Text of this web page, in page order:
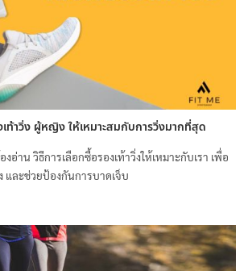
เท้าวิ่ง ผู้หญิง ให้เหมาะสมกับการวิ่งมากที่สุด
งอ่าน วิธีการเลือกซื้อรองเท้าวิ่งให้เหมาะกับเรา เพื่อ
และช่วยป้องกันการบาดเจ็บ